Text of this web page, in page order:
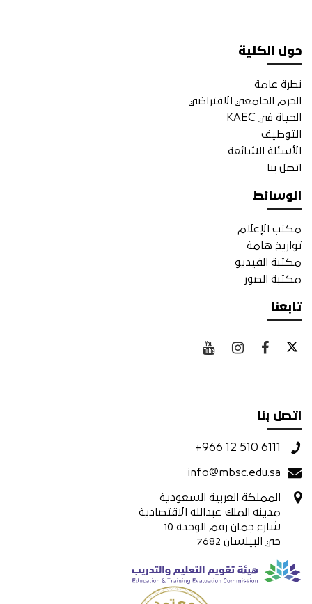
حول الكلية
نظرة عامة
الحرم الجامعي الافتراضي
الحياة في KAEC
التوظيف
الأسئلة الشائعة
اتصل بنا
الوسائط
مكتب الإعلام
تواريخ هامة
مكتبة الفيديو
مكتبة الصور
تابعنا
اتصل بنا
+966 12 510 6111
info@mbsc.edu.sa
المملكة العربية السعودية
مدينه الملك عبدالله الاقتصادية
شارع جمان رقم الوحدة 10
حي البيلسان 7682